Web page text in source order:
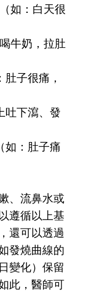
如：白天很
牛奶，拉肚
子很痛，
吐下瀉、發
如：肚子痛
、流鼻水或
遵循以上基
還可以透過
發燒曲線的
變化）保留
此，醫師可